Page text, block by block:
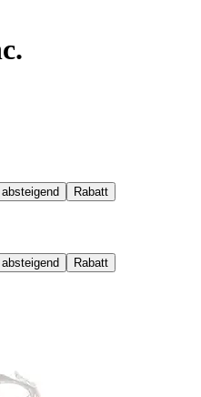
Rabatt
Rabatt